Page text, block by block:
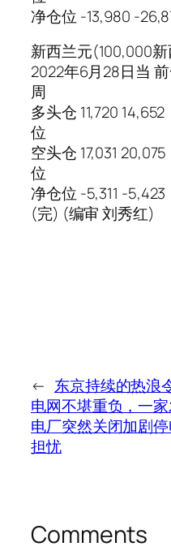
净仓位 -13,980 -
新西兰元(100,000
2022年6月28日当
周
多头仓 11,720 14,652
位
空头仓 17,031 20,075
位
净仓位 -5,311 -5,423
(完) (编审 刘秀红)
← 东京持续的热浪
电网不堪重负，一
电厂突然关闭加剧
担忧
Comments